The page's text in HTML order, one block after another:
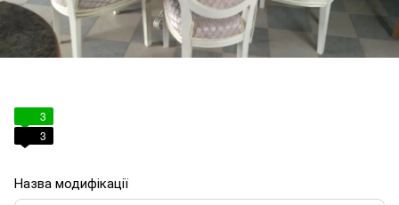
3
3
Назва модифікації